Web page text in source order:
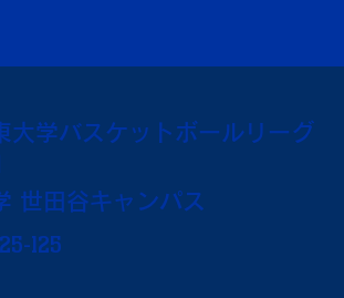
大学バスケットボールリーグ
世田谷キャンパス
125